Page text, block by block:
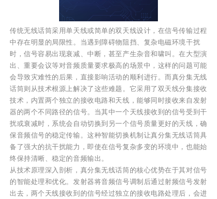
传统无线话筒采用单天线或简单的双天线设计，在信号传输过程
中存在明显的局限性。当遇到障碍物阻挡、复杂电磁环境干扰
时，信号容易出现衰减、中断，甚至产生杂音和啸叫。在大型演
出、重要会议等对音频质量要求极高的场景中，这样的问题可能
会导致灾难性的后果，直接影响活动的顺利进行。而真分集无线
话筒则从技术根源上解决了这些难题。它采用了双天线分集接收
技术，内置两个独立的接收电路和天线，能够同时接收来自发射
器的两个不同路径的信号。当其中一个天线接收到的信号受到干
扰或衰减时，系统会自动切换到另一个信号质量更好的天线，确
保音频信号的稳定传输。这种智能切换机制让真分集无线话筒具
备了强大的抗干扰能力，即使在信号复杂多变的环境中，也能始
终保持清晰、稳定的音频输出。
从技术原理深入剖析，真分集无线话筒的核心优势在于其对信号
的智能处理和优化。发射器将音频信号调制后通过射频信号发射
出去，两个天线接收到的信号经过独立的接收电路处理后，会进